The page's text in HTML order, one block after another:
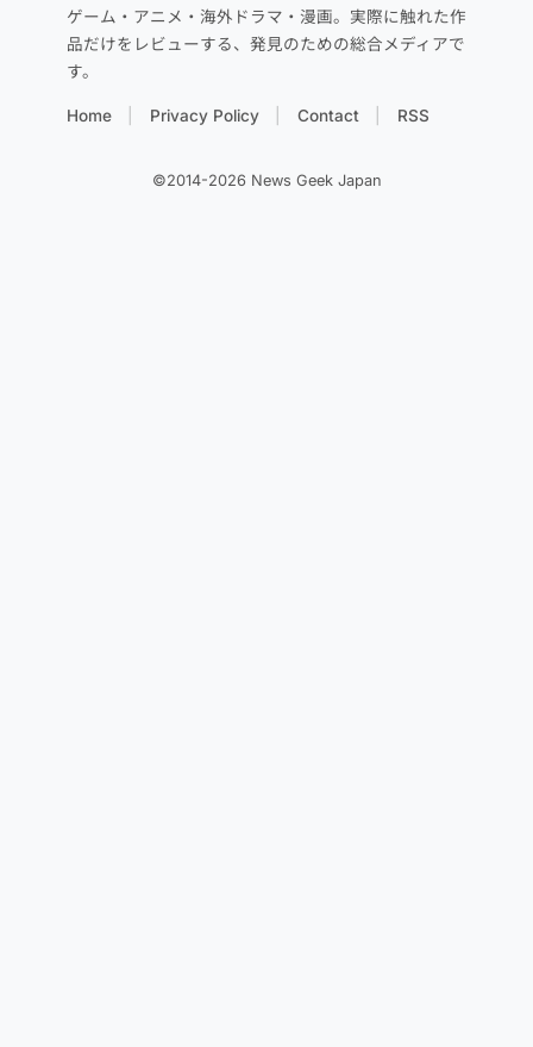
ゲーム・アニメ・海外ドラマ・漫画。実際に触れた作
品だけをレビューする、発見のための総合メディアで
す。
Home Privacy Policy Contact RSS
©2014-2026 News Geek Japan